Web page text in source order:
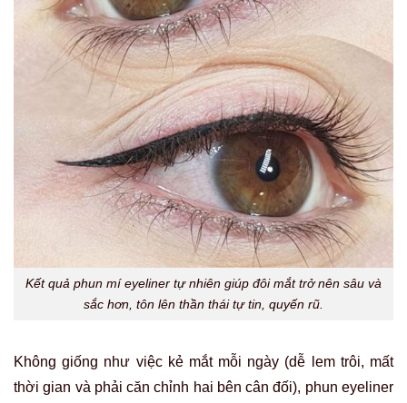
Kết quả phun mí eyeliner tự nhiên giúp đôi mắt trở nên sâu và
sắc hơn, tôn lên thần thái tự tin, quyến rũ.
Không giống như việc kẻ mắt mỗi ngày (dễ lem trôi, mất
thời gian và phải căn chỉnh hai bên cân đối), phun eyeliner